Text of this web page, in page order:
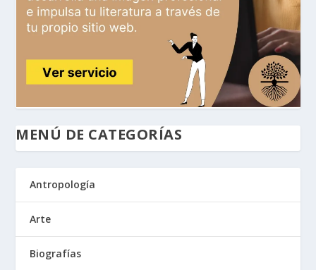
MENÚ DE CATEGORÍAS
Antropología
Arte
Biografías